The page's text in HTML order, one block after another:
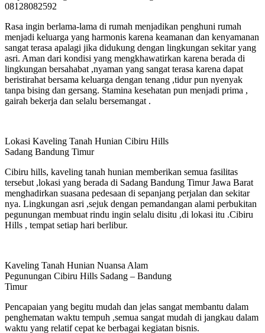
08128082592
Rasa ingin berlama-lama di rumah menjadikan penghuni rumah
menjadi keluarga yang harmonis karena keamanan dan kenyamanan
sangat terasa apalagi jika didukung dengan lingkungan sekitar yang
asri. Aman dari kondisi yang mengkhawatirkan karena berada di
lingkungan bersahabat ,nyaman yang sangat terasa karena dapat
beristirahat bersama keluarga dengan tenang ,tidur pun nyenyak
tanpa bising dan gersang. Stamina kesehatan pun menjadi prima ,
gairah bekerja dan selalu bersemangat .
Lokasi Kaveling Tanah Hunian Cibiru Hills
Sadang Bandung Timur
Cibiru hills, kaveling tanah hunian memberikan semua fasilitas
tersebut ,lokasi yang berada di Sadang Bandung Timur Jawa Barat
menghadirkan suasana pedesaan di sepanjang perjalan dan sekitar
nya. Lingkungan asri ,sejuk dengan pemandangan alami perbukitan
pegunungan membuat rindu ingin selalu disitu ,di lokasi itu .Cibiru
Hills , tempat setiap hari berlibur.
Kaveling Tanah Hunian Nuansa Alam
Pegunungan Cibiru Hills Sadang – Bandung
Timur
Pencapaian yang begitu mudah dan jelas sangat membantu dalam
penghematan waktu tempuh ,semua sangat mudah di jangkau dalam
waktu yang relatif cepat ke berbagai kegiatan bisnis.